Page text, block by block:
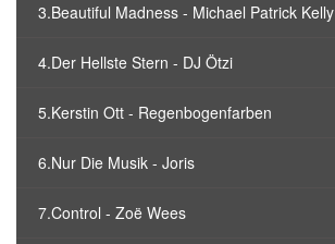
3.Beautiful Madness - Michael Patrick Kelly
4.Der Hellste Stern - DJ Ötzi
5.Kerstin Ott - Regenbogenfarben
6.Nur Die Musik - Joris
7.Control - Zoë Wees